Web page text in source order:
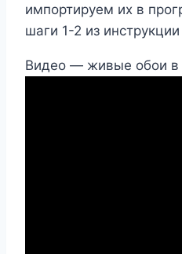
импортируем их в
шаги 1-2 из
Видео — живые обои в